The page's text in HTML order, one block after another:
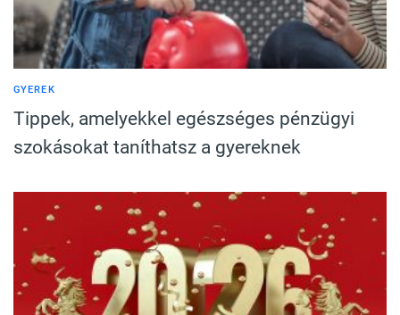
GYEREK
Tippek, amelyekkel egészséges pénzügyi
szokásokat taníthatsz a gyereknek